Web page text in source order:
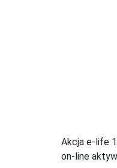
Akcja e-life
on-line